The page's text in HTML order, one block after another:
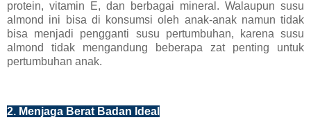
protein, vitamin E, dan berbagai mineral. Walaupun susu
almond ini bisa di konsumsi oleh anak-anak namun tidak
bisa menjadi pengganti susu pertumbuhan, karena susu
almond tidak mengandung beberapa zat penting untuk
pertumbuhan anak.
2. Menjaga Berat Badan Ideal